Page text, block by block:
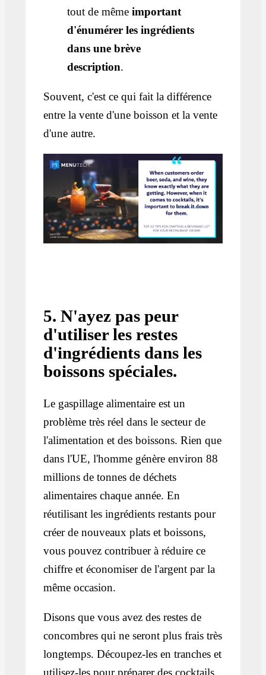
tout de même important
d'énumérer les ingrédients
dans une brève
description.
Souvent, c'est ce qui fait la différence
entre la vente d'une boisson et la vente
d'une autre.
5. N'ayez pas peur
d'utiliser les restes
d'ingrédients dans les
boissons spéciales.
Le gaspillage alimentaire est un
problème très réel dans le secteur de
l'alimentation et des boissons. Rien que
dans l'UE, l'homme génère environ 88
millions de tonnes de déchets
alimentaires chaque année. En
réutilisant les ingrédients restants pour
créer de nouveaux plats et boissons,
vous pouvez contribuer à réduire ce
chiffre et économiser de l'argent par la
même occasion.
Disons que vous avez des restes de
concombres qui ne seront plus frais très
longtemps. Découpez-les en tranches et